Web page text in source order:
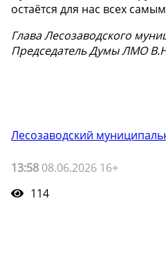
остаётся для нас всех
Глава Лесозаводского
Председатель Думы ЛМО
Лесозаводский
13:58 08.06.2026 16+
114